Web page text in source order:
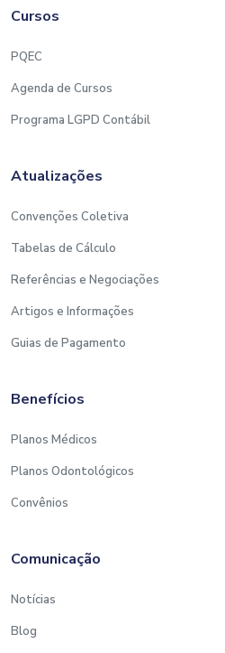
Cursos
PQEC
Agenda de Cursos
Programa LGPD Contábil
Atualizações
Convenções Coletiva
Tabelas de Cálculo
Referências e Negociações
Artigos e Informações
Guias de Pagamento
Benefícios
Planos Médicos
Planos Odontológicos
Convênios
Comunicação
Notícias
Blog